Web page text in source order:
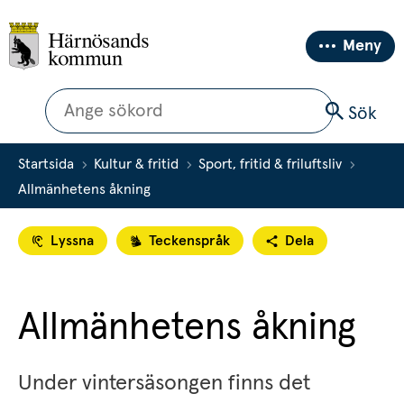
Meny
Sök
Sök
Startsida Kultur & fritid
Sport, fritid & friluftsliv
Allmänhetens åkning
Lyssna Teckenspråk Dela
Allmänhetens åkning
Under vintersäsongen finns det